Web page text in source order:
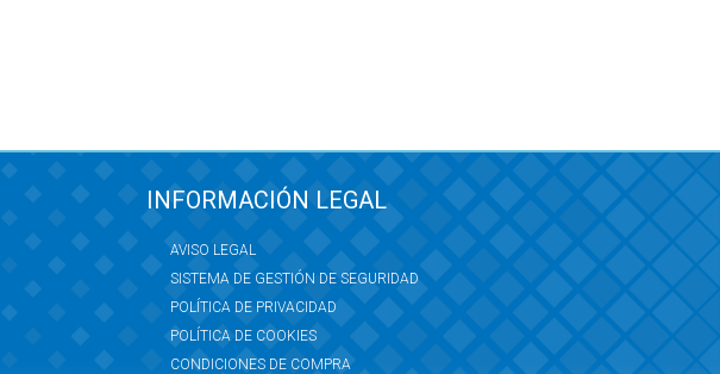
INFORMACIÓN LEGAL
AVISO LEGAL
SISTEMA DE GESTIÓN DE SEGURIDAD
POLÍTICA DE PRIVACIDAD
POLÍTICA DE COOKIES
CONDICIONES DE COMPRA